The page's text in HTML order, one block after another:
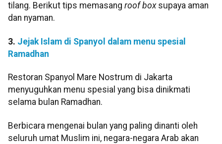
tilang. Berikut tips memasang roof box supaya aman
dan nyaman.
3. Jejak Islam di Spanyol dalam menu spesial
Ramadhan
Restoran Spanyol Mare Nostrum di Jakarta
menyuguhkan menu spesial yang bisa dinikmati
selama bulan Ramadhan.
Berbicara mengenai bulan yang paling dinanti oleh
seluruh umat Muslim ini, negara-negara Arab akan